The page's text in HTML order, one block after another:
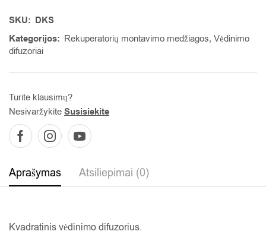
SKU: DKS
Kategorijos: Rekuperatorių montavimo medžiagos, Vėdinimo
difuzoriai
Turite klausimų?
Nesivaržykite Susisiekite
Aprašymas Atsiliepimai (0)
Kvadratinis vėdinimo difuzorius.